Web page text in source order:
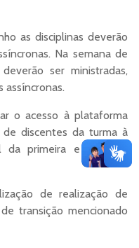
as disciplinas deverão
Na semana de
ser ministradas,
o acesso à plataforma
discentes da turma à
da primeira e segunda
de realização de
transição mencionado